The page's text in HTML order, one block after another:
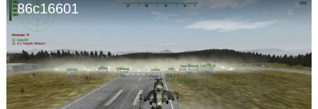
86c16601